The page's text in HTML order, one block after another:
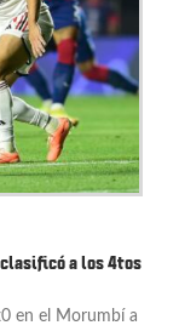
clasificó a los 4tos
en el Morumbí a